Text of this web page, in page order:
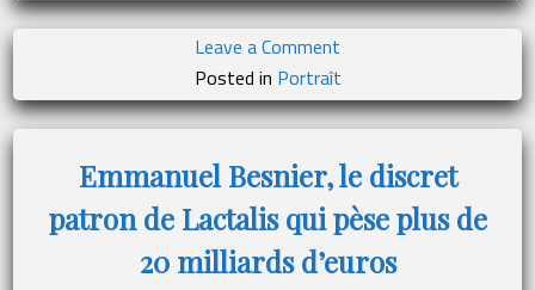
Leave a Comment
Dr
Lucia
Septien-
Velez
:
la
sur
Posted in Portraît
Emmanuel Besnier, le discret
patron de Lactalis qui pèse plus de
20 milliards d’euros